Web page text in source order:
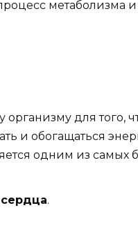
метаболизма
для того,
и обогащаться
одним из самых
.